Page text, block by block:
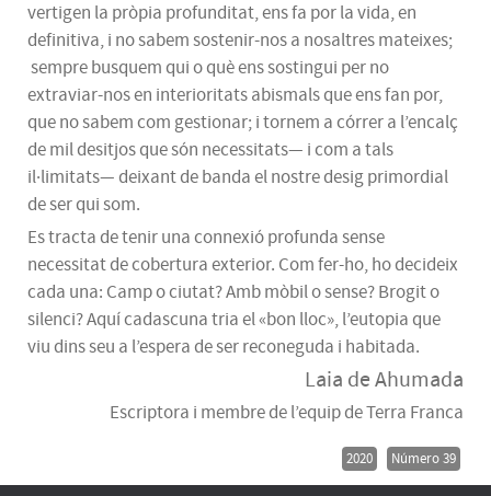
vertigen la pròpia profunditat, ens fa por la vida, en
definitiva, i no sabem sostenir-nos a nosaltres mateixes;
sempre busquem qui o què ens sostingui per no
extraviar-nos en interioritats abismals que ens fan por,
que no sabem com gestionar; i tornem a córrer a l’encalç
de mil desitjos que són necessitats— i com a tals
il·limitats— deixant de banda el nostre desig primordial
de ser qui som.
Es tracta de tenir una connexió profunda sense
necessitat de cobertura exterior. Com fer-ho, ho decideix
cada una: Camp o ciutat? Amb mòbil o sense? Brogit o
silenci? Aquí cadascuna tria el «bon lloc», l’eutopia que
viu dins seu a l’espera de ser reconeguda i habitada.
Laia de Ahumada
Escriptora i membre de l’equip de Terra Franca
2020 Número 39